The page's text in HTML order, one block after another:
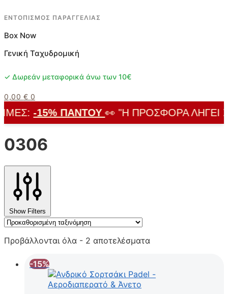
ΕΝΤΟΠΙΣΜΟΣ ΠΑΡΑΓΓΕΛΙΑΣ
Box Now
Γενική Ταχυδρομική
✓ Δωρεάν μεταφορικά άνω των 10€
0,00 € 0
-15% ΠΑΝΤΟΎ👀 "Η ΠΡΟΣΦΟΡΆ ΛΉΓΕΙ
0306
Show Filters
Προβάλλονται όλα - 2 αποτελέσματα
-15%